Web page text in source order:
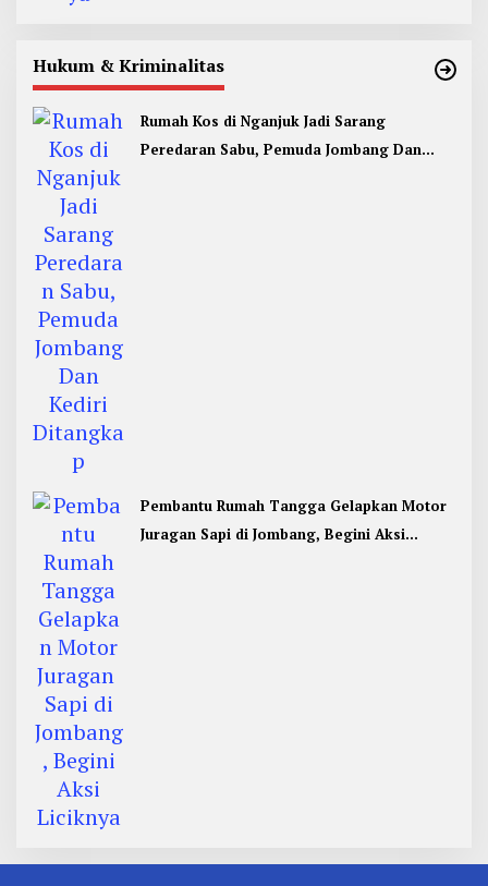
Hukum & Kriminalitas
Rumah Kos di Nganjuk Jadi Sarang
Peredaran Sabu, Pemuda Jombang Dan
Pembantu Rumah Tangga Gelapkan Motor
Juragan Sapi di Jombang, Begini Aksi